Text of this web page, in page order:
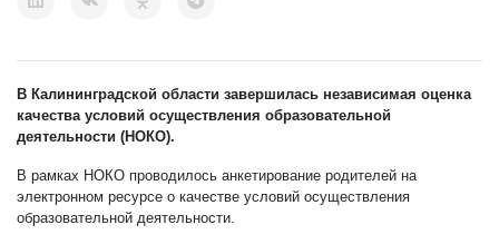
В Калининградской области завершилась независимая оценка
качества условий осуществления образовательной
деятельности (НОКО).
В рамках НОКО проводилось анкетирование родителей на
электронном ресурсе о качестве условий осуществления
образовательной деятельности.